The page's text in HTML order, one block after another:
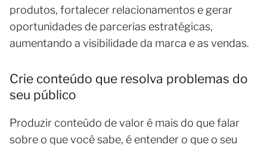
produtos, fortalecer relacionamentos e gerar
oportunidades de parcerias estratégicas,
aumentando a visibilidade da marca e as vendas.
Crie conteúdo que resolva problemas do
seu público
Produzir conteúdo de valor é mais do que falar
sobre o que você sabe, é entender o que o seu